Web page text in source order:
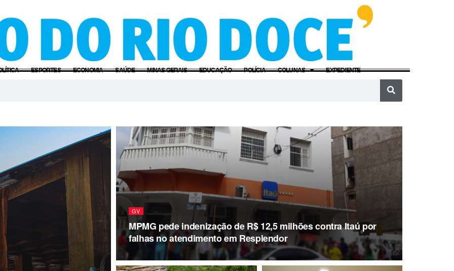
ESPORTES ECONOMIA SAÚDE MINAS GERAIS EDUCAÇÃO POLÍCIA COLUNAS EXPEDIENTE
GV
MPMG pede indenização de R$ 12,5 milhões contra Itaú por
falhas no atendimento em Resplendor